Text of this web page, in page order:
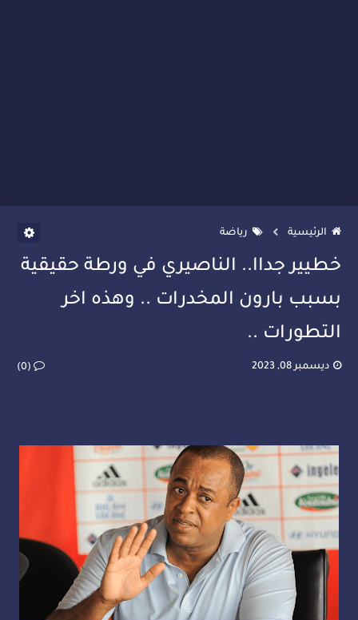
الرئيسية رياضة
خطيير جداا.. الناصيري في ورطة حقيقية
بسبب بارون المخدرات .. وهذه اخر
التطورات ..
ديسمبر 08, 2023 (0)